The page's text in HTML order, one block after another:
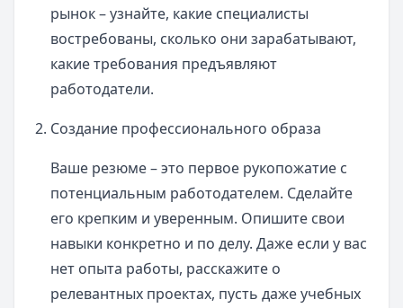
рынок – узнайте, какие специалисты
востребованы, сколько они зарабатывают,
какие требования предъявляют
работодатели.
Создание профессионального образа
Ваше резюме – это первое рукопожатие с
потенциальным работодателем. Сделайте
его крепким и уверенным. Опишите свои
навыки конкретно и по делу. Даже если у вас
нет опыта работы, расскажите о
релевантных проектах, пусть даже учебных